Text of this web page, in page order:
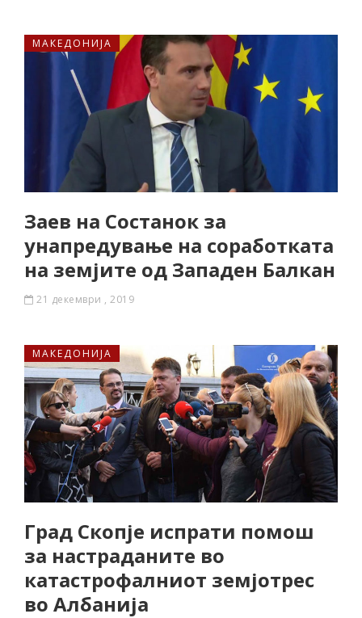
МАКЕДОНИЈА
Заев на Состанок за
унапредување на соработката
на земјите од Западен Балкан
21 декември , 2019
МАКЕДОНИЈА
Град Скопје испрати помош
за настраданите во
катастрофалниот земјотрес
во Албанија